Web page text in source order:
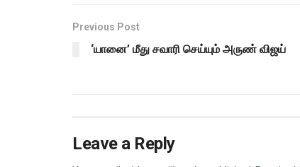
Previous Post
‘யானை’ மீது சவாரி செய்யும் அருண் விஜய்
Leave a Reply